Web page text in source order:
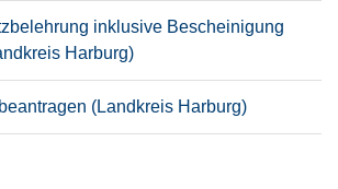
inklusive Bescheinigung
Harburg)
(Landkreis Harburg)